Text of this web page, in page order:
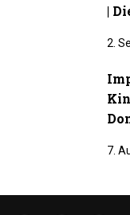
|
2.
7.